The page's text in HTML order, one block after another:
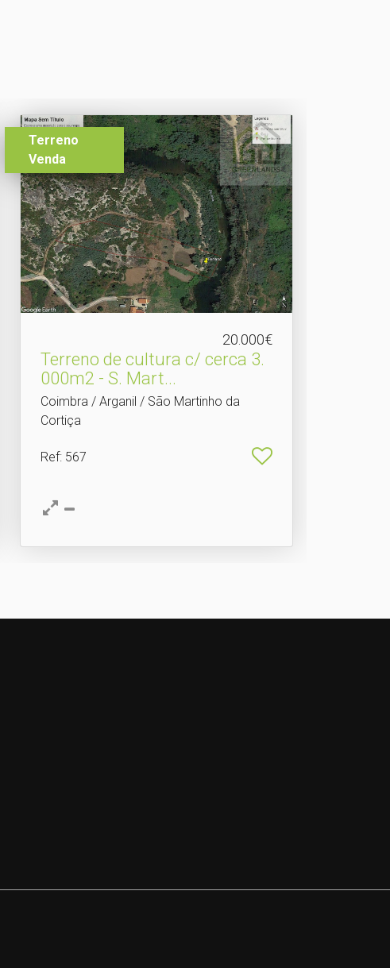
Terreno
Venda
20.000€
Terreno de cultura c/ cerca 3.​
000m2 - S. Mart...
Coimbra / Arganil / São Martinho da
Cortiça
Ref: 567